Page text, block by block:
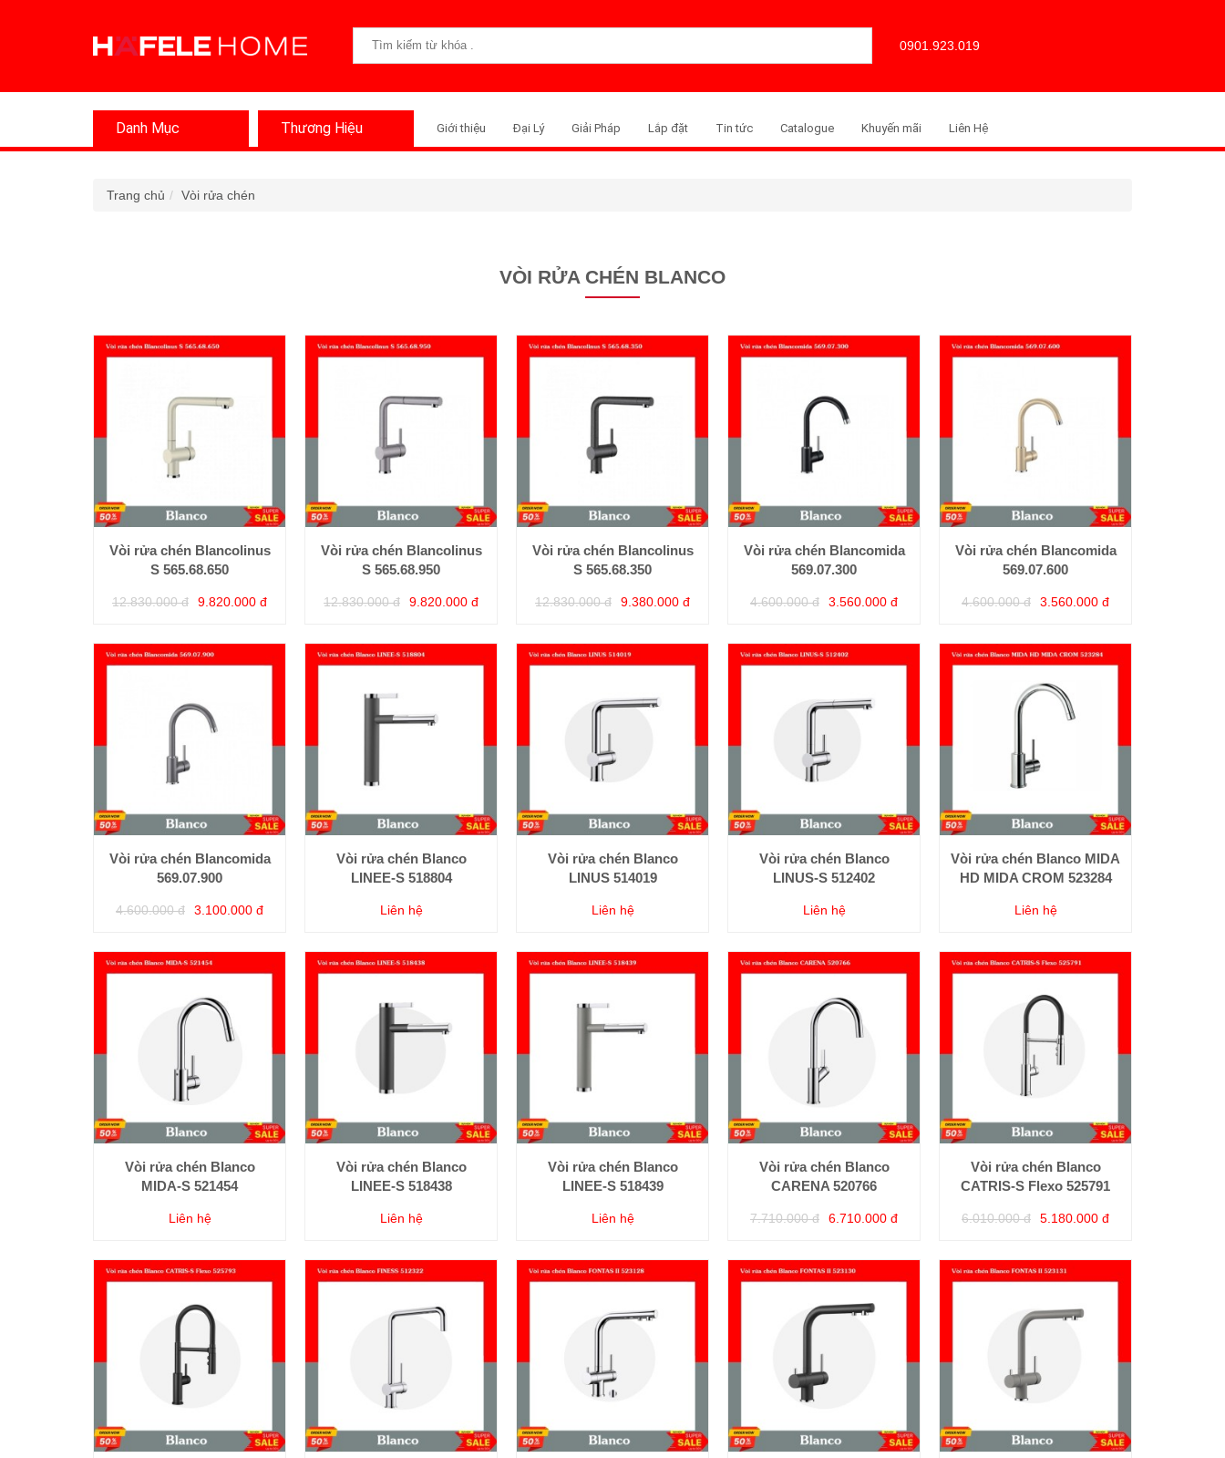
0901.923.019
Danh Mục Thương Hiệu Giới thiệu Đại Lý Giải Pháp Lắp đặt Tin tức Catalogue Khuyến mãi Liên Hệ
Trang chủ Vòi rửa chén
VÒI RỬA CHÉN BLANCO
Vòi rửa chén Blancolinus
S 565.68.650
12.830.000 đ 9.820.000 đ
Vòi rửa chén Blancolinus
S 565.68.950
12.830.000 đ 9.820.000 đ
Vòi rửa chén Blancolinus
S 565.68.350
12.830.000 đ 9.380.000 đ
Vòi rửa chén Blancomida
569.07.300
4.600.000 đ 3.560.000 đ
Vòi rửa chén Blancomida
569.07.600
4.600.000 đ 3.560.000 đ
Vòi rửa chén Blancomida
569.07.900
4.600.000 đ 3.100.000 đ
Vòi rửa chén Blanco
LINEE-S 518804
Liên hệ
Vòi rửa chén Blanco
LINUS 514019
Liên hệ
Vòi rửa chén Blanco
LINUS-S 512402
Liên hệ
Vòi rửa chén Blanco MIDA
HD MIDA CROM 523284
Liên hệ
Vòi rửa chén Blanco
MIDA-S 521454
Liên hệ
Vòi rửa chén Blanco
LINEE-S 518438
Liên hệ
Vòi rửa chén Blanco
LINEE-S 518439
Liên hệ
Vòi rửa chén Blanco
CARENA 520766
7.710.000 đ 6.710.000 đ
Vòi rửa chén Blanco
CATRIS-S Flexo 525791
6.010.000 đ 5.180.000 đ